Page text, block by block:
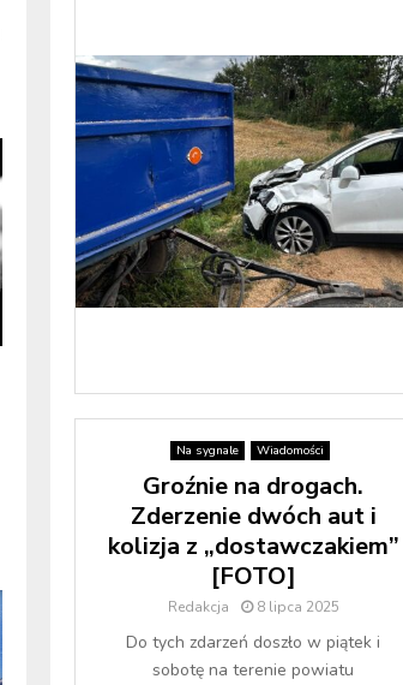
Na sygnale Wiadomości
Groźnie na drogach.
Zderzenie dwóch aut i
kolizja z „dostawczakiem”
[FOTO]
Redakcja 8 lipca 2025
Do tych zdarzeń doszło w piątek i
sobotę na terenie powiatu